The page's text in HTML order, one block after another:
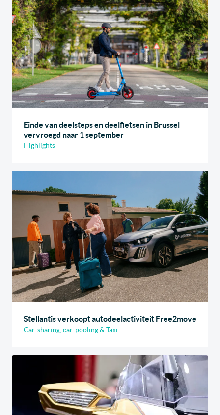
Einde van deelsteps en deelfietsen in Brussel
vervroegd naar 1 september
Highlights
Stellantis verkoopt autodeelactiviteit Free2move
Car-sharing, car-pooling & Taxi